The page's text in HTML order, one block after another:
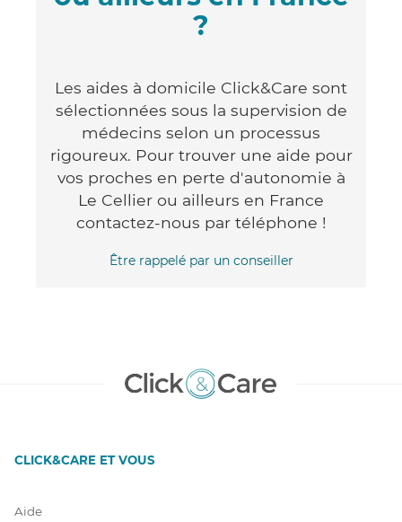
?
Les aides à domicile Click&Care sont
sélectionnées sous la supervision de
médecins selon un processus
rigoureux. Pour trouver une aide pour
vos proches en perte d'autonomie à
Le Cellier ou ailleurs en France
contactez-nous par téléphone !
Être rappelé par un conseiller
CLICK&CARE ET VOUS
Aide